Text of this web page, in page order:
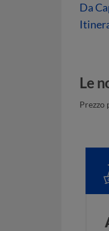
Da
Le
Prezzo